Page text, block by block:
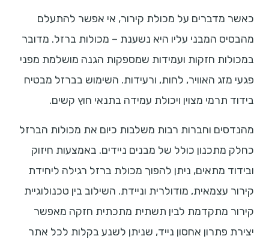
כאשר מדברים על מכולת קירור, אי אפשר להתעלם
מהבסיס המבני עליו היא נשענת – מכולות ברזל. מדובר
במכולות חזקות ועמידות שמספקות הגנה מושלמת מפני
פגעי מזג האוויר, לחות, ורעידות. השימוש בברזל מבטיח
בידוד תרמי מצוין ויכולת עמידה בתנאי חוץ קשים.
מהנדסים וחברות רבות משלבות כיום את מכולות הברזל
כחלק מתכנון כולל של מבנים ניידים. באמצעות חיזוק
ובידוד מתאים, ניתן להפוך מכולת ברזל רגילה ליחידת
קירור עצמאית, מודולרית וניידת. השילוב בין טכנולוגיית
קירור מתקדמת לבין תשתית מתכתית חזקה מאפשר
יצירת פתרון אחסון נייד, שניתן לשנע בקלות לכל אתר